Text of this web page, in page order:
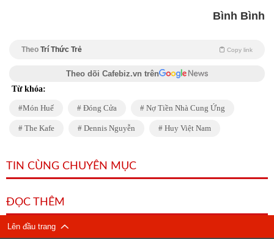
Bình Bình
Theo Trí Thức Trẻ Copy link
Theo dõi Cafebiz.vn trên
Từ khóa:
Món Huế Đóng Cửa Nợ Tiền Nhà Cung Ứng
The Kafe Dennis Nguyễn Huy Việt Nam
TIN CÙNG CHUYÊN MỤC
ĐỌC THÊM
Lên đầu trang